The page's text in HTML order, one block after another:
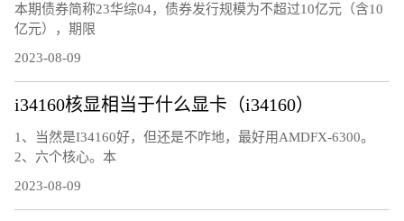
本期债券简称23华综04，债券发行规模为不超过10亿元（含10
亿元），期限
2023-08-09
i34160核显相当于什么显卡（i34160）
1、当然是I34160好，但还是不咋地，最好用AMDFX-6300。
2、六个核心。本
2023-08-09